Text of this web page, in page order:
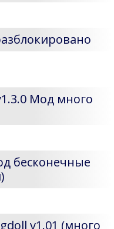
Мод много
бесконечные
v1.01 (много